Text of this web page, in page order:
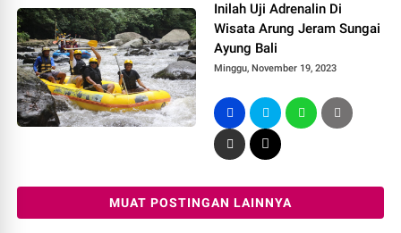
Inilah Uji Adrenalin Di
Wisata Arung Jeram Sungai
Ayung Bali
Minggu, November 19, 2023
MUAT POSTINGAN LAINNYA